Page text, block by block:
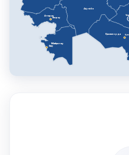
Атырау
Маңғыстау
Ақтөбе
Қызылорда
Атырау
Ақтау